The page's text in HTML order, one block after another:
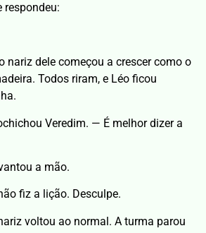
respondeu:
nariz dele começou a crescer como o
Todos riram, e Léo ficou
Veredim. — É melhor dizer a
a mão.
fiz a lição. Desculpe.
voltou ao normal. A turma parou